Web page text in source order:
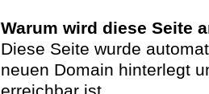
Warum wird diese Seite
Diese Seite wurde
neuen Domain hinterlegt